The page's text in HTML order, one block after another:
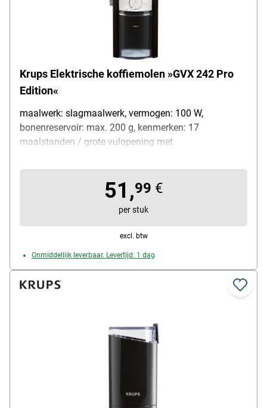
Krups Elektrische koffiemolen »GVX 242 Pro
Edition«
maalwerk: slagmaalwerk, vermogen: 100 W,
bonenreservoir: max. 200 g, kenmerken: 17
maalstanden / grote vulopening met
veiligheidsfunctie: automatische uitschakeling,
gewicht: 1,9 kg, kleur: zilver / zwart, afmetingen
(B/D/H): 27 / 16 / 27 cm, leveringsomvang:
koffiemolen, gebruiksaanwijzing
51,99 €
per stuk
excl. btw
Onmiddellijk leverbaar. Levertijd: 1 dag